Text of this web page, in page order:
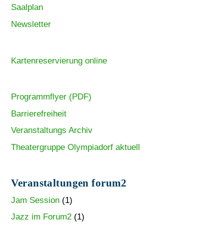
Saalplan
Newsletter
Kartenreservierung online
Programmflyer (PDF)
Barrierefreiheit
Veranstaltungs Archiv
Theatergruppe Olympiadorf aktuell
Veranstaltungen forum2
Jam Session (1)
Jazz im Forum2 (1)